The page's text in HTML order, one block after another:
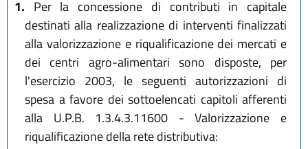
1. Per la concessione di contributi in capitale
destinati alla realizzazione di interventi finalizzati
alla valorizzazione e riqualificazione dei mercati e
dei centri agro-alimentari sono disposte, per
l'esercizio 2003, le seguenti autorizzazioni di
spesa a favore dei sottoelencati capitoli afferenti
alla U.P.B. 1.3.4.3.11600 - Valorizzazione e
riqualificazione della rete distributiva: